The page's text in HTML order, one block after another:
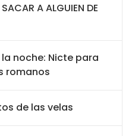
A ALGUIEN DE
la noche: Nicte para
romanos
de las velas